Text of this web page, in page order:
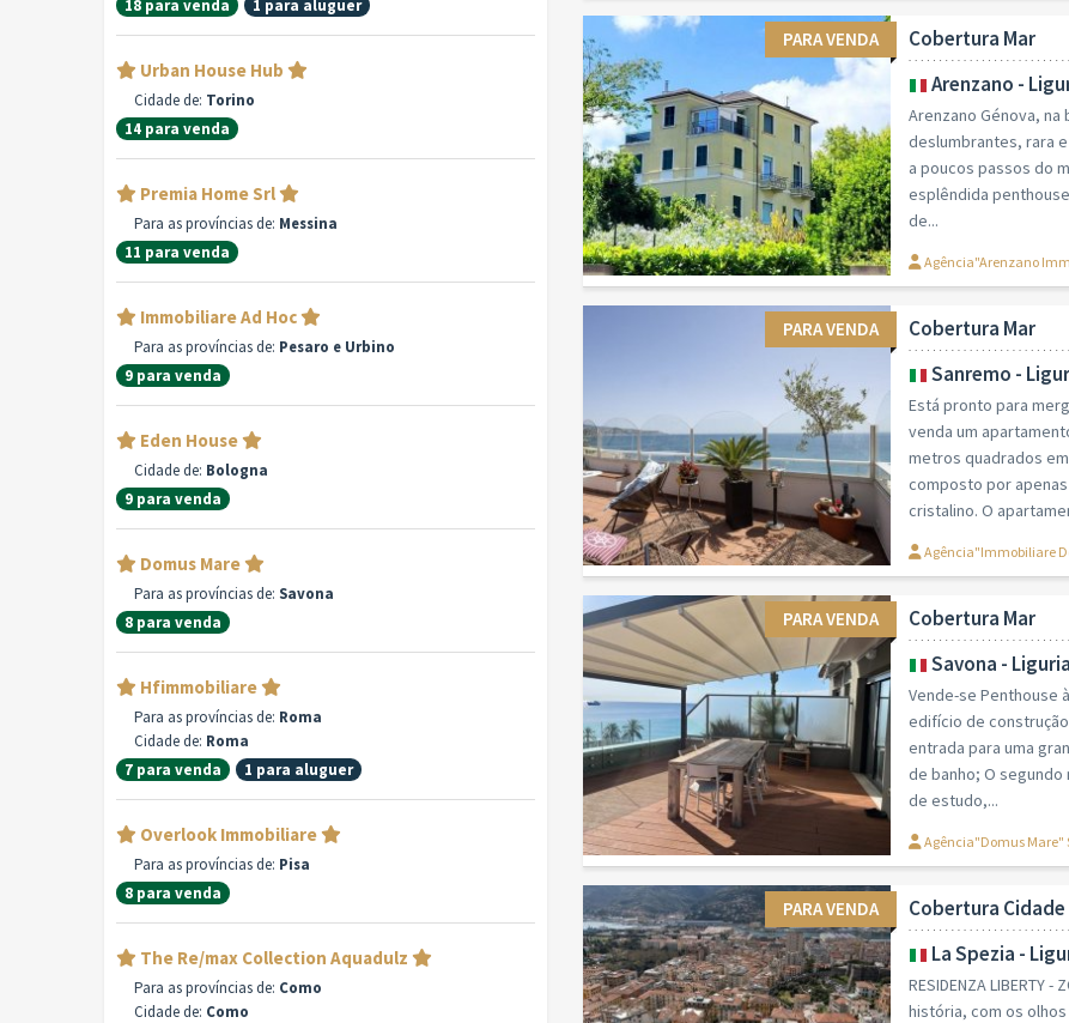
PARA VENDA Cobertura Mar
Arenzano -
Arenzano Génova,
deslumbrantes, rara
a poucos passos do
esplêndida
de...
Agência"Arenzano
PARA VENDA Cobertura Mar
Sanremo -
Está pronto para
venda um
metros quadrados
composto por
cristalino. O
Agência"Immobiliare
PARA VENDA Cobertura Mar
Savona - Liguria
Vende-se Penthouse
edifício de
entrada para uma
de banho; O
de estudo,...
Agência"Domus Mare"
PARA VENDA Cobertura Cidade
La Spezia -
RESIDENZA LIBERTY -
história, com os
18 para venda
1 para aluguer
Urban House Hub
Cidade de: Torino
14 para venda
Premia Home Srl
Para as províncias de: Messina
11 para venda
Immobiliare Ad Hoc
Para as províncias de: Pesaro e Urbino
9 para venda
Eden House
Cidade de: Bologna
9 para venda
Domus Mare
Para as províncias de: Savona
8 para venda
Hfimmobiliare
Para as províncias de: Roma
Cidade de: Roma
7 para venda
1 para aluguer
Overlook Immobiliare
Para as províncias de: Pisa
8 para venda
The Re/max Collection Aquadulz
Para as províncias de: Como
Cidade de: Como